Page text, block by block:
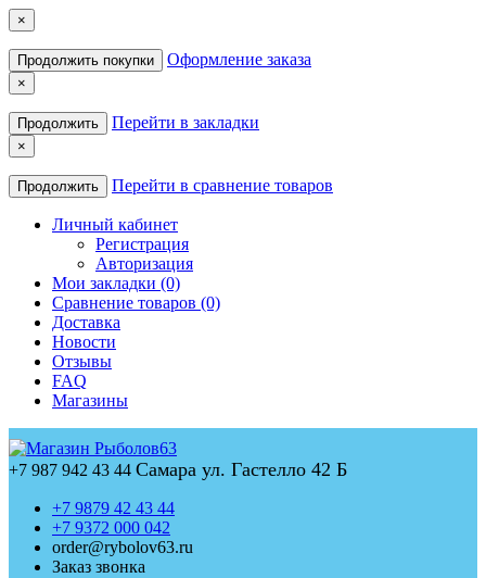
×
Продолжить покупки Оформление заказа
×
Продолжить Перейти в закладки
×
Продолжить Перейти в сравнение товаров
Личный кабинет
Регистрация
Авторизация
Мои закладки (0)
Сравнение товаров (0)
Доставка
Новости
Отзывы
FAQ
Магазины
+7 987 942 43 44 Самара ул. Гастелло 42 Б
+7 9879 42 43 44
+7 9372 000 042
order@rybolov63.ru
Заказ звонка